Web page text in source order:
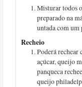
Misturar todos
preparado na
untada com um
Recheio
Poderá rechear
açúcar, queijo
panqueca
queijo